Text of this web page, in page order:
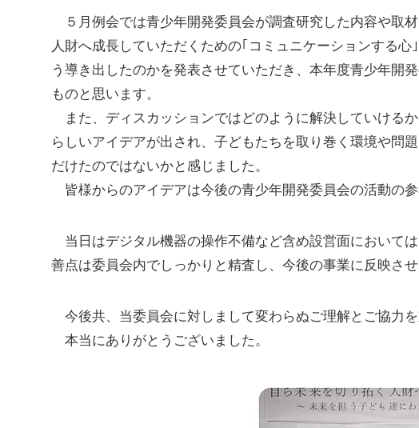
５月例会では青少年開発委員会が調査研究した内容や取
人財へ成長していただくための｢コミュニケーションする
う導き出したのかを発表させていただき、本年度青少年開
ものと思います。
また、ディスカッションではどのように解決していける
らしいアイデアが出され、子どもたちを取り巻く環境や問
だけたのではないかと感じました。
皆様からのアイデアは今後の青少年開発委員会の活動の参
当日はデジタル機器の操作不備など含め設営面において
善点は委員会内でしっかりと精査し、今後の事業に反映さ
今後共、当委員会に対しまして変わらぬご理解とご協力を
本当にありがとうございました。